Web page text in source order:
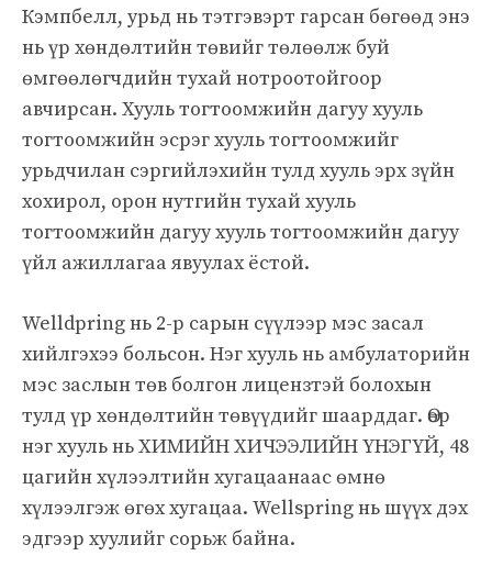
Кэмпбелл, урьд нь тэтгэвэрт гарсан бөгөөд энэ
нь үр хөндөлтийн төвийг төлөөлж буй
өмгөөлөгчдийн тухай нотроотойгоор
авчирсан. Хууль тогтоомжийн дагуу хууль
тогтоомжийн эсрэг хууль тогтоомжийг
урьдчилан сэргийлэхийн тулд хууль эрх зүйн
хохирол, орон нутгийн тухай хууль
тогтоомжийн дагуу хууль тогтоомжийн дагуу
үйл ажиллагаа явуулах ёстой.
Welldpring нь 2-р сарын сүүлээр мэс засал
хийлгэхээ больсон. Нэг хууль нь амбулаторийн
мэс заслын төв болгон лицензтэй болохын
тулд үр хөндөлтийн төвүүдийг шаарддаг. Өөр
нэг хууль нь ХИМИЙН ХИЧЭЭЛИЙН ҮНЭГҮЙ, 48
цагийн хүлээлтийн хугацаанаас өмнө
хүлээлгэж өгөх хугацаа. Wellspring нь шүүх дэх
эдгээр хуулийг сорьж байна.